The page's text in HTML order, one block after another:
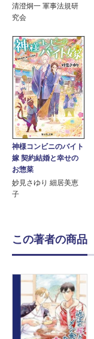
清澄炯一 軍事法規研
究会
神様コンビニのバイト
嫁 契約結婚と幸せの
お惣菜
妙見さゆり 細居美恵
子
この著者の商品